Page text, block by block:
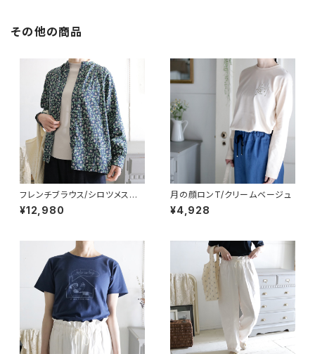
その他の商品
フレンチブラウス/シロツメスズ
ラン：ネイビー
¥12,980
月の顔ロンT/クリームベージュ
¥4,928